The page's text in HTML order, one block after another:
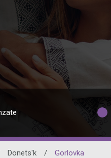
Donets'k / Gorlovka